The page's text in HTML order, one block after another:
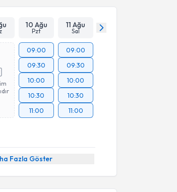
10 Ağu
Pzt
11 Ağu
Sal
09:00
09:30
10:00
10:30
11:00
09:00
09:30
10:00
10:30
11:00
Fazla Göster